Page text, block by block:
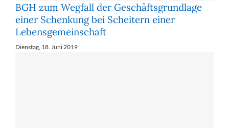
BGH zum Wegfall der Geschäftsgrundlage
einer Schenkung bei Scheitern einer
Lebensgemeinschaft
Dienstag, 18. Juni 2019